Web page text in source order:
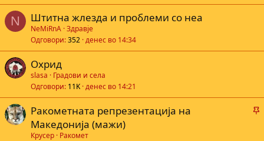
н
N Штитна жлезда и проблеми со неа
NeMiRnA Здравје
Одговори 352 денес во 14:34
Охрид
slasa
Градови и села
Одговори 11K денес во 14:21
В
Ракометната репрезентација на
Македонија (мажи)
Крусер Ракомет